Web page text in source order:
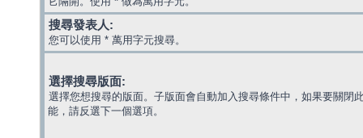
搜尋發表人:
您可以使用 * 萬用字元搜尋。
選擇搜尋版面:
選擇您想搜尋的版面。子版面會自動加入搜尋條件中，如果要關閉
能，請反選下一個選項。